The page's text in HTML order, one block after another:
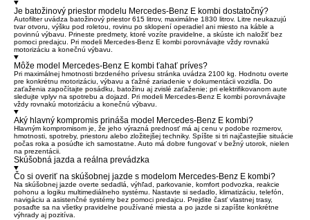
Je batožinový priestor modelu Mercedes-Benz E kombi dostatočný?
Autofilter uvádza batožinový priestor 615 litrov, maximálne 1830 litrov. Litre neukazujú
tvar otvoru, výšku pod roletou, rovinu po sklopení operadiel ani miesto na káble a
povinnú výbavu. Prineste predmety, ktoré vozíte pravidelne, a skúste ich naložiť bez
pomoci predajcu. Pri modeli Mercedes-Benz E kombi porovnávajte vždy rovnakú
motorizáciu a konečnú výbavu.
Môže model Mercedes-Benz E kombi ťahať príves?
Pri maximálnej hmotnosti brzdeného prívesu stránka uvádza 2100 kg. Hodnotu overte
pre konkrétnu motorizáciu, výbavu a ťažné zariadenie v dokumentácii vozidla. Do
zaťaženia započítajte posádku, batožinu aj zvislé zaťaženie; pri elektrifikovanom aute
sledujte vplyv na spotrebu a dojazd. Pri modeli Mercedes-Benz E kombi porovnávajte
vždy rovnakú motorizáciu a konečnú výbavu.
Aký hlavný kompromis prináša model Mercedes-Benz E kombi?
Hlavným kompromisom je, že jeho výrazná prednosť má aj cenu v podobe rozmerov,
hmotnosti, spotreby, priestoru alebo zložitejšej techniky. Spíšte si tri najčastejšie situácie
počas roka a posúďte ich samostatne. Auto má dobre fungovať v bežný utorok, nielen
na prezentácii.
Skúšobná jazda a reálna prevádzka
Čo si overiť na skúšobnej jazde s modelom Mercedes-Benz E kombi?
Na skúšobnej jazde overte sedadlá, výhľad, parkovanie, komfort podvozka, reakcie
pohonu a logiku multimediálneho systému. Nastavte si sedadlo, klimatizáciu, telefón,
navigáciu a asistenčné systémy bez pomoci predajcu. Prejdite časť vlastnej trasy,
posaďte sa na všetky pravidelne používané miesta a po jazde si zapíšte konkrétne
výhrady aj pozitíva.